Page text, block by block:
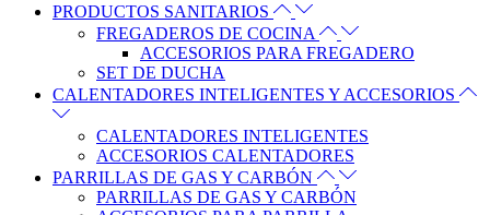
PRODUCTOS SANITARIOS
FREGADEROS DE COCINA
ACCESORIOS PARA FREGADERO
SET DE DUCHA
CALENTADORES INTELIGENTES Y ACCESORIOS
CALENTADORES INTELIGENTES
ACCESORIOS CALENTADORES
PARRILLAS DE GAS Y CARBÓN
PARRILLAS DE GAS Y CARBÓN